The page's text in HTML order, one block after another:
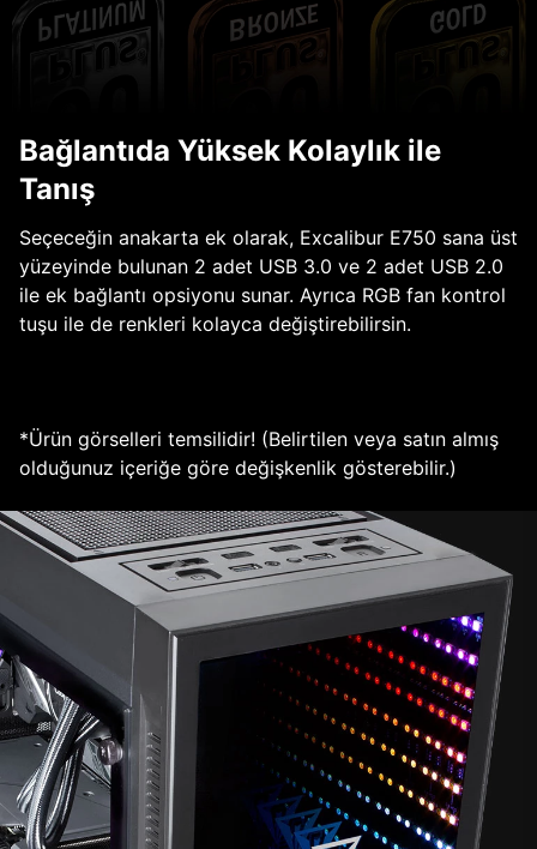
Bağlantıda Yüksek Kolaylık ile
Tanış
Seçeceğin anakarta ek olarak, Excalibur E750 sana üst
yüzeyinde bulunan 2 adet USB 3.0 ve 2 adet USB 2.0
ile ek bağlantı opsiyonu sunar. Ayrıca RGB fan kontrol
tuşu ile de renkleri kolayca değiştirebilirsin.
*Ürün görselleri temsilidir! (Belirtilen veya satın almış
olduğunuz içeriğe göre değişkenlik gösterebilir.)